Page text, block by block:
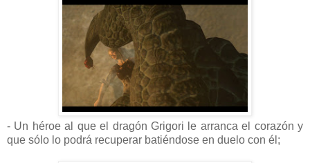
- Un héroe al que el dragón Grigori le arranca el corazón y
que sólo lo podrá recuperar batiéndose en duelo con él;